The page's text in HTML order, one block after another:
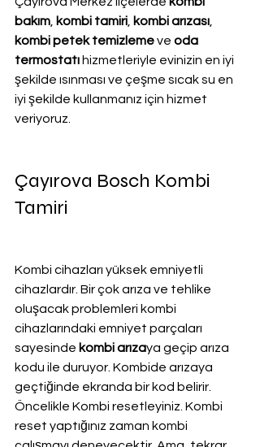
bakım kombi tamiri kombi arızası
kombi petek temizleme ve oda
termostatı hizmetleriyle evinizin en iyi
şekilde ısınması ve çeşme sıcak su en
iyi şekilde kullanmanız için hizmet
veriyoruz.
Çayırova Bosch Kombi
Tamiri
Kombi cihazları yüksek emniyetli
cihazlardır. Bir çok arıza ve tehlike
oluşacak problemleri kombi
cihazlarındaki emniyet parçaları
sayesinde kombi arızaya geçip arıza
kodu ile duruyor. Kombide arızaya
geçtiğinde ekranda bir kod belirir.
Öncelikle Kombi resetleyiniz. Kombi
reset yaptığınız zaman kombi